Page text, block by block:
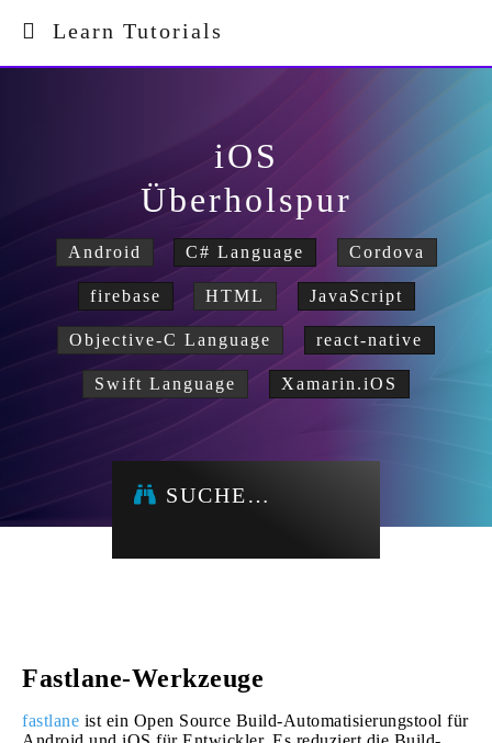
Learn Tutorials
iOS
Überholspur
Android C# Language Cordova
firebase HTML JavaScript
Objective-C Language react-native
Swift Language Xamarin.iOS
SUCHE…
Fastlane-Werkzeuge
fastlane ist ein Open Source Build-Automatisierungstool für